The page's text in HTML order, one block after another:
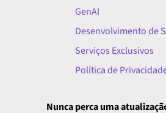
GenAI
Desenvolvimento de
Serviços Exclusivos
Política de
Nunca perca uma